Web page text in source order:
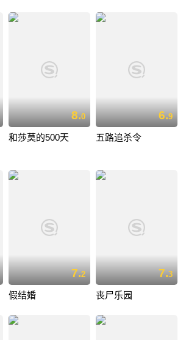
8.0
和莎莫的500天
6.9
五路追杀令
7.2
假结婚
7.3
丧尸乐园